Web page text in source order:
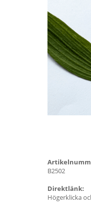
B2502
Direktlänk:
Högerklicka